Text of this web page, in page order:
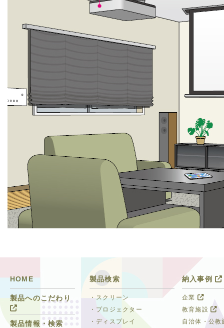
HOME
製品へのこだわり
製品情報・検索
納入事例
企業
教育施設
自治体・公教
製品検索
・スクリーン
・プロジェクター
・ディスプレイ